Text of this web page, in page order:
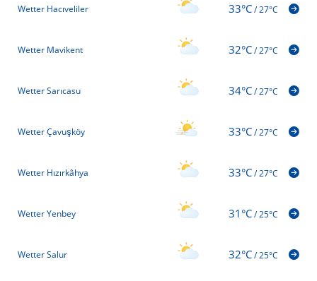
Wetter Hacıveliler 33°C/27°C
Wetter Mavikent 32°C/27°C
Wetter Sarıcasu 34°C/27°C
Wetter Çavuşköy 33°C/27°C
Wetter Hızırkâhya 33°C/27°C
Wetter Yenbey 31°C/25°C
Wetter Salur 32°C/25°C